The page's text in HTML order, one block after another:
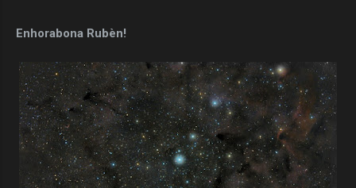
Enhorabona Rubèn!